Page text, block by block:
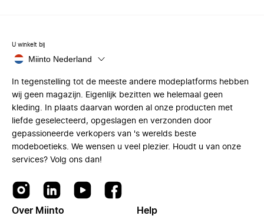
U winkelt bij
Miinto Nederland
In tegenstelling tot de meeste andere modeplatforms hebben
wij geen magazijn. Eigenlijk bezitten we helemaal geen
kleding. In plaats daarvan worden al onze producten met
liefde geselecteerd, opgeslagen en verzonden door
gepassioneerde verkopers van 's werelds beste
modeboetieks. We wensen u veel plezier. Houdt u van onze
services? Volg ons dan!
Over Miinto Help